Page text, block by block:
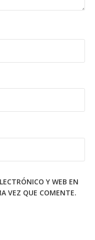
Y WEB EN
VEZ QUE COMENTE.